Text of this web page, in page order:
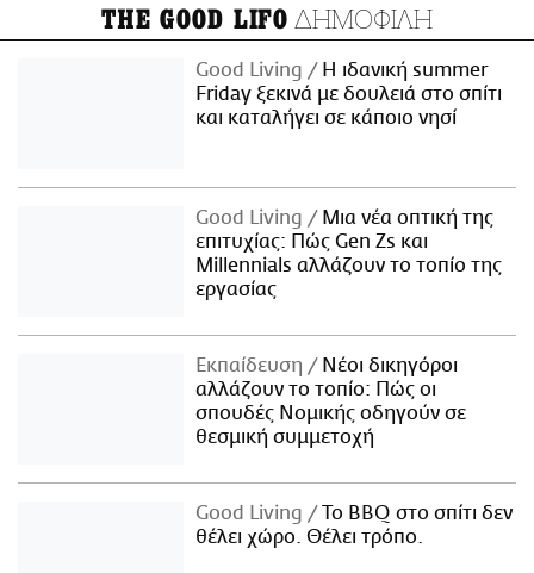
THE GOOD LIFO ΔΗΜΟΦΙΛΗ
Good Living
Η ιδανική summer
Friday ξεκινά με δουλειά στο σπίτι
και καταλήγει σε κάποιο νησί
Good Living
Μια νέα οπτική της
επιτυχίας: Πώς Gen Zs και
Millennials αλλάζουν το τοπίο της
εργασίας
Εκπαίδευση
Νέοι δικηγόροι
αλλάζουν το τοπίο: Πώς οι
σπουδές Νομικής οδηγούν σε
θεσμική συμμετοχή
Good Living
Το BBQ στο σπίτι δεν
θέλει χώρο. Θέλει τρόπο.